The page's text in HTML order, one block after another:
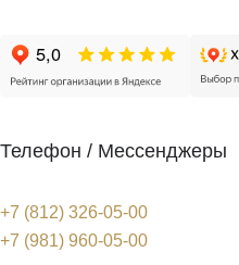
Телефон / Мессенджеры
+7 (812) 326-05-00
+7 (981) 960-05-00